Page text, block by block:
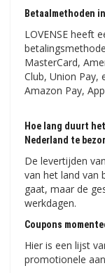
Betaalmethoden in
LOVENSE heeft
MasterCard,
Club, Union Pay,
Amazon Pay,
Hoe lang duurt
Nederland te
De levertijden
van het land van
gaat, maar de
werkdagen.
Coupons
Hier is een lijst
promotionele